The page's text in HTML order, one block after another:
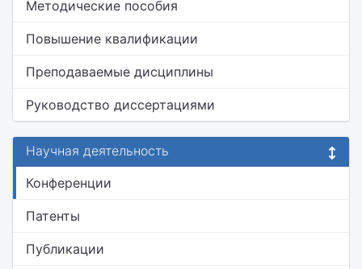
Методические пособия
Повышение квалификации
Преподаваемые дисциплины
Руководство диссертациями
Научная деятельность
Конференции
Патенты
Публикации